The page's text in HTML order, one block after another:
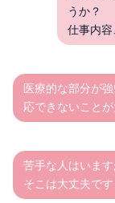
うか？
仕事内
医療的な部分が
応できないことが
苦手な人はいま
そこは大丈夫です